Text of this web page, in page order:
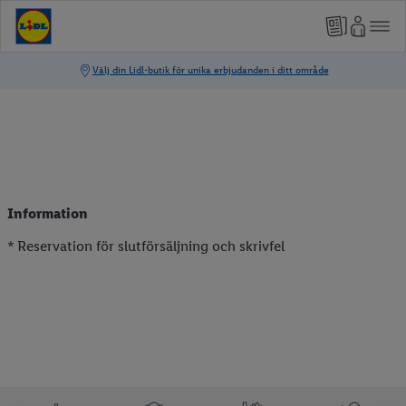
Information
* Reservation för slutförsäljning och skrivfel